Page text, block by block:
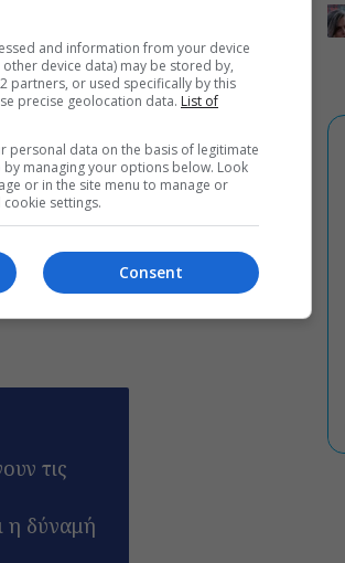
τις
η δύναμή
and information from your device
device data) may be stored by,
partners, or used specifically by this
precise geolocation data. List of
personal data on the basis of legitimate
managing your options below. Look
or in the site menu to manage or
settings.
Consent